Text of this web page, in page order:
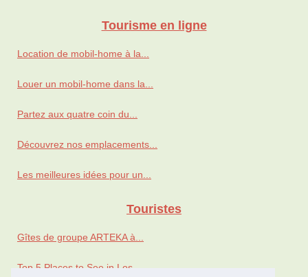
Tourisme en ligne
Location de mobil-home à la...
Louer un mobil-home dans la...
Partez aux quatre coin du...
Découvrez nos emplacements...
Les meilleures idées pour un...
Touristes
Gîtes de groupe ARTEKA à...
Top 5 Places to See in Los...